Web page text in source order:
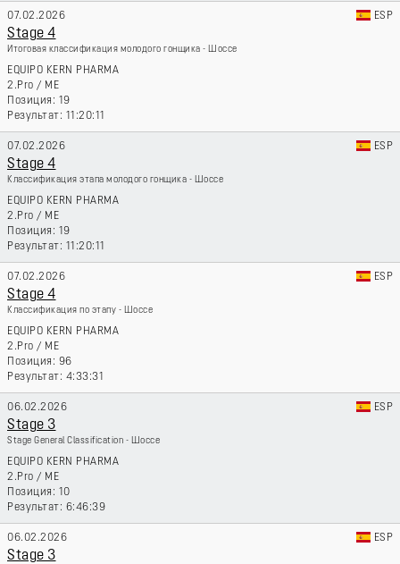
07.02.2026 ESP
Stage 4
Итоговая классификация молодого гонщика - Шоссе
EQUIPO KERN PHARMA
2.Pro / ME
19
11:20:11
07.02.2026 ESP
Stage 4
Классификация этапа молодого гонщика - Шоссе
EQUIPO KERN PHARMA
2.Pro / ME
19
11:20:11
07.02.2026 ESP
Stage 4
Классификация по этапу - Шоссе
EQUIPO KERN PHARMA
2.Pro / ME
96
4:33:31
06.02.2026 ESP
Stage 3
Stage General Classification - Шоссе
EQUIPO KERN PHARMA
2.Pro / ME
10
6:46:39
06.02.2026 ESP
Stage 3